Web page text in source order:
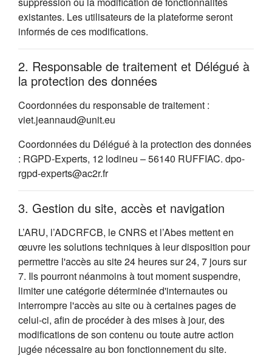
existantes. Les utilisateurs de la plateforme seront
informés de ces modifications.
2. Responsable de traitement et Délégué à
la protection des données
Coordonnées du responsable de traitement :
viet.jeannaud@unit.eu
Coordonnées du Délégué à la protection des données
: RGPD-Experts, 12 lodineu – 56140 RUFFIAC. dpo-
rgpd-experts@ac2r.fr
3. Gestion du site, accès et navigation
L’ARU, l’ADCRFCB, le CNRS et l’Abes mettent en
œuvre les solutions techniques à leur disposition pour
permettre l'accès au site 24 heures sur 24, 7 jours sur
7. Ils pourront néanmoins à tout moment suspendre,
limiter une catégorie déterminée d'internautes ou
interrompre l'accès au site ou à certaines pages de
celui-ci, afin de procéder à des mises à jour, des
modifications de son contenu ou toute autre action
jugée nécessaire au bon fonctionnement du site.